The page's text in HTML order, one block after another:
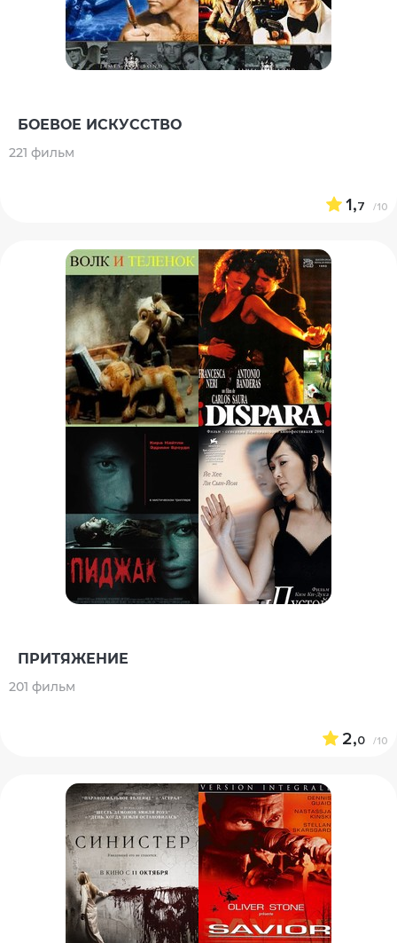
БОЕВОЕ ИСКУССТВО
221 фильм
1,7 /10
ПРИТЯЖЕНИЕ
201 фильм
2,0 /10